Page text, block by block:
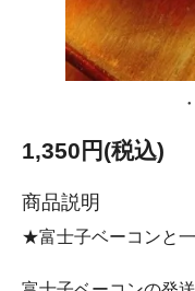
1,350円(税込)
商品説明
★富士子ベーコンと